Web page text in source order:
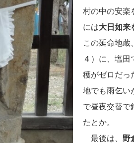
村の中の安楽
には大日如来
この延命地蔵
４）に、塩田
穫がゼロだっ
地でも雨乞い
で昼夜交替で
たとか。
最後は、 野